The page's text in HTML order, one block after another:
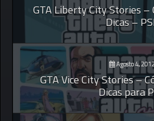
GTA Liberty City Stories –
Dicas –
Agosto 4, 2012
GTA Vice City Stories –
Dicas para